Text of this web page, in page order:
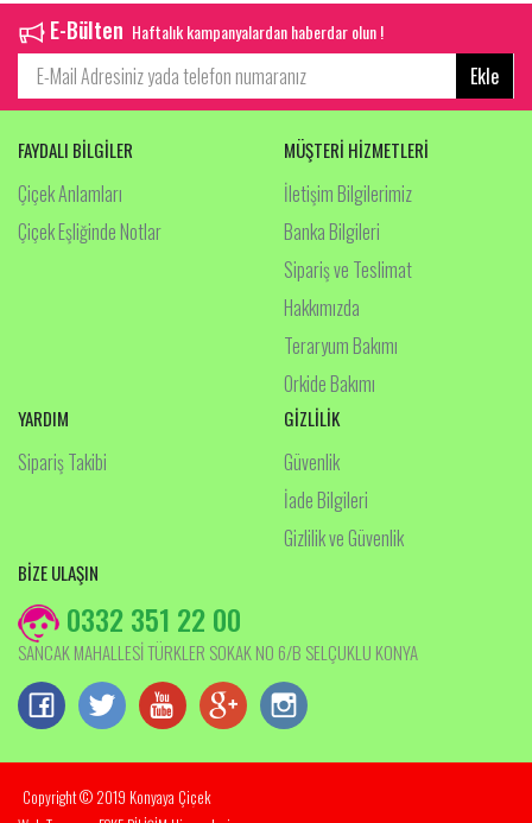
E-Bülten Haftalık kampanyalardan haberdar olun !
Ekle
FAYDALI BİLGİLER
Çiçek Anlamları
Çiçek Eşliğinde Notlar
MÜŞTERİ HİZMETLERİ
İletişim Bilgilerimiz
Banka Bilgileri
Sipariş ve Teslimat
Hakkımızda
Teraryum Bakımı
Orkide Bakımı
YARDIM
Sipariş Takibi
GİZLİLİK
Güvenlik
İade Bilgileri
Gizlilik ve Güvenlik
BİZE ULAŞIN
0332 351 22 00
SANCAK MAHALLESİ TÜRKLER SOKAK NO 6/B SELÇUKLU KONYA
Copyright © 2019 Konyaya Çiçek